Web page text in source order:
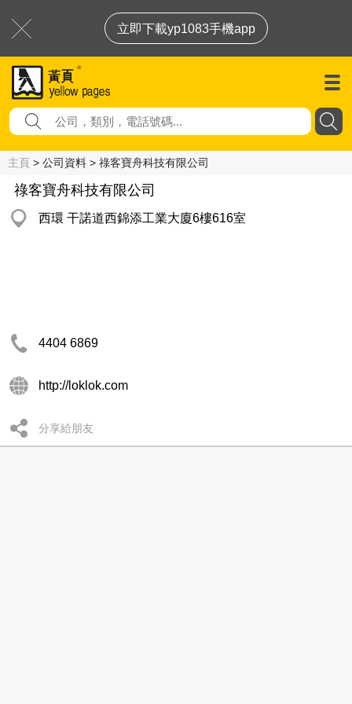
立即下載yp1083手機app
主頁 > 公司資料 > 祿客寶舟科技有限公司
祿客寶舟科技有限公司
西環 干諾道西錦添工業大廈6樓616室
4404 6869
http://loklok.com
分享給朋友